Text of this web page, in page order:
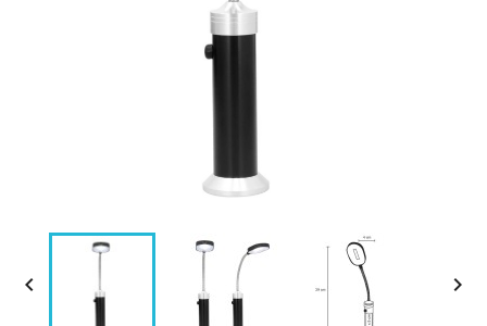
 